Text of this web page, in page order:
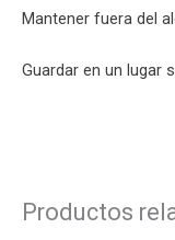
Mantener fuera del
Guardar en un lugar
Productos